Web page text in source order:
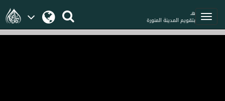
هـ
بتقويم المدينة المنورة